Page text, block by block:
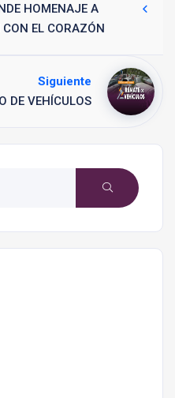
HOMENAJE A
CON EL CORAZÓN
Siguiente
DE VEHÍCULOS